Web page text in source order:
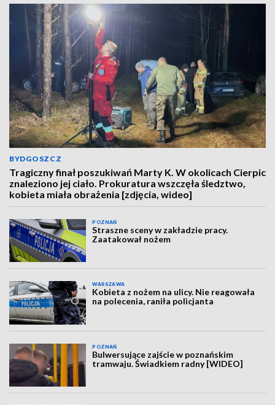
BYDGOSZCZ
Tragiczny finał poszukiwań Marty K. W okolicach Cierpic
znaleziono jej ciało. Prokuratura wszczęła śledztwo,
kobieta miała obrażenia [zdjęcia, wideo]
POZNAŃ
Straszne sceny w zakładzie pracy.
Zaatakował nożem
WARSZAWA
Kobieta z nożem na ulicy. Nie reagowała
na polecenia, raniła policjanta
POZNAŃ
Bulwersujące zajście w poznańskim
tramwaju. Świadkiem radny [WIDEO]